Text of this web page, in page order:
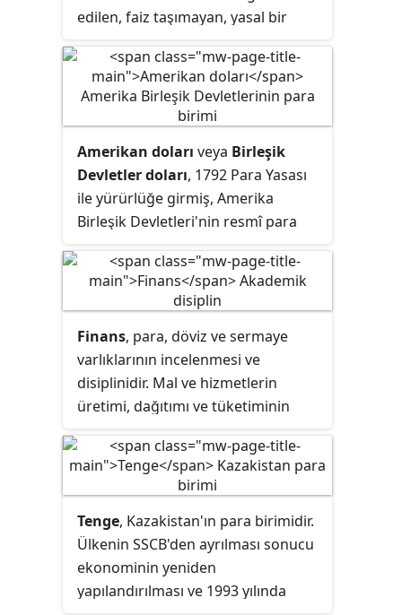
tarafından sürdürülür.
edilen, faiz taşımayan, yasal bir
note yani banka ve not
kavramlarının birleşiminden gelir.
Banknotun, altın, gümüş, döviz gibi
menkul kıymetlerden teşekkül eden
bir karşılığı bulunmayabilir. Eskiyen
para tedavülden çekilerek imha
edilir.
Amerikan doları veya Birleşik
Devletler doları, 1792 Para Yasası
ile yürürlüğe girmiş, Amerika
Birleşik Devletleri'nin resmî para
yaygın kullanılan para birimi
olmasıyla da bilinir. Serbest
dalgalanan bir para birimidir.
Finans, para, döviz ve sermaye
varlıklarının incelenmesi ve
disiplinidir. Mal ve hizmetlerin
üretimi, dağıtımı ve tüketiminin
ilgilidir ancak ondan farklıdır.
Kapsama dayalı olarak Finansal
sistemlerde finansal faaliyetlere
ilişkin disiplin, kişisel, kurumsal ve
kamu finansmanı olarak ayrılabilir.
Tenge, Kazakistan'ın para birimidir.
Ülkenin SSCB'den ayrılması sonucu
ekonominin yeniden
yapılandırılması ve 1993 yılında